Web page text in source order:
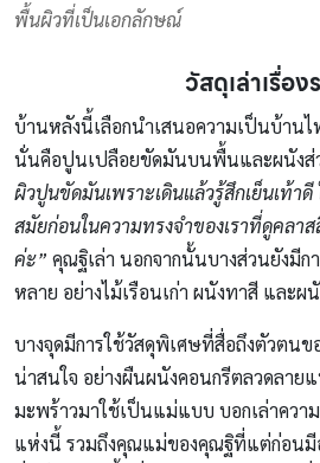
พื้นผิวที่เป็นเอกลักษณ์
วัสดุเล่าเรื่อง
บ้านหลังนี้เลือกนำเสนอความเป็นบ้านไ
นั่นคือปูนเปลือยขัดมันบนพื้นและผนังส่
ผิวปูนขัดมันเพราะเดินแล้วรู้สึกเย็นเท้า
สมัยก่อนในความทรงจำของเราที่ดูคลา
ค่ะ” คุณฐิเล่า นอกจากนั้นบางส่วนยังมีก
หลาย อย่างไม้เรือนเก่า ผนังทาสี และผ
บางจุดมีการใช้วัสดุพิเศษที่สื่อถึงตัวตน
น่าสนใจ อย่างผืนผนังคอนกรีตลวดลาย
มะพร้าวมาใช้เป็นแม่แบบ บอกเล่าควา
แห่งนี้ รวมถึงคุณแม่ของคุณฐิที่แต่ก่อน